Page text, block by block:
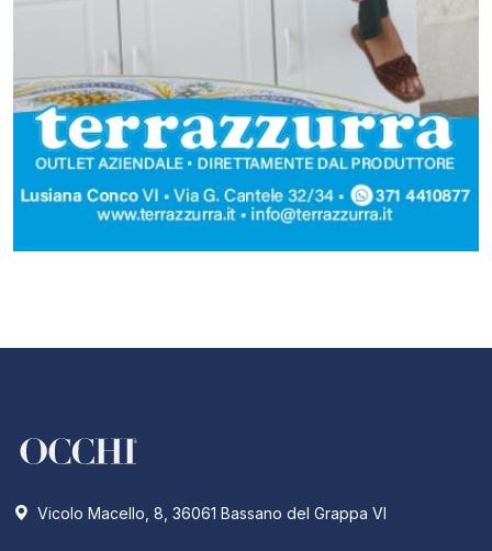
Vicolo Macello, 8, 36061 Bassano del Grappa VI